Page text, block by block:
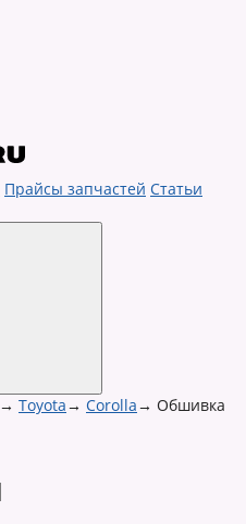
Прайсы запчастей Статьи
→ Toyota→ Corolla→ Обшивка